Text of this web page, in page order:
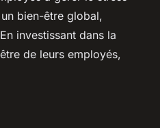
bien-être global,
investissant dans la
de leurs employés,